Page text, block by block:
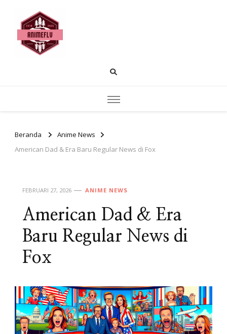
Populer Saat Ini
Beranda
Anime News
American Dad & Era Baru Regular News di Fox
FEBRUARI 27, 2026 ANIME NEWS
American Dad & Era
Baru Regular News di
Fox